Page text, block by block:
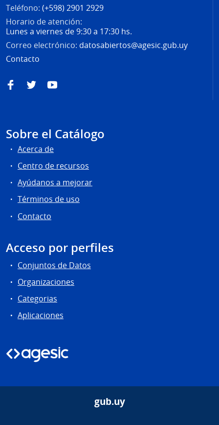
Teléfono: (+598) 2901 2929
Horario de atención:
Lunes a viernes de 9:30 a 17:30 hs.
Correo electrónico: datosabiertos@agesic.gub.uy
Contacto
FacebookTwitterYouTube
Sobre el Catálogo
Acerca de
Centro de recursos
Ayúdanos a mejorar
Términos de uso
Contacto
Acceso por perfiles
Conjuntos de Datos
Organizaciones
Categorias
Aplicaciones
gub.uy